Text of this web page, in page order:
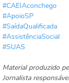
#CAEIAconchego
#ApoioSP
#SaídaQualificada
#AssistênciaSocial
#SUAS
Material produzido
Jornalista